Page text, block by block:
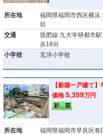
所在地
福岡県福岡市西区横浜
目
交通
筑肥線 九大学研都市駅
歩16分
小学校 玄洋小学校
【新築一戸建て
価格 5,399万円
所在地
福岡県福岡市早良区有